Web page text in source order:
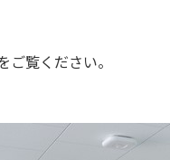
ご覧ください。